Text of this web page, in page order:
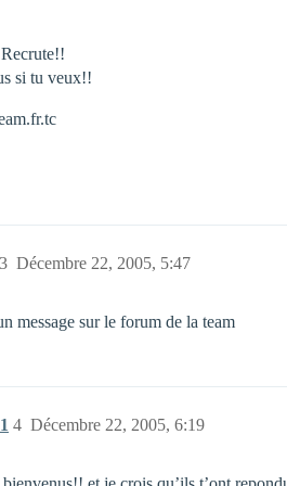
si tu veux!!
Décembre 22, 2005, 5:47
3
message sur le forum de la team
Décembre 22, 2005, 6:19
4